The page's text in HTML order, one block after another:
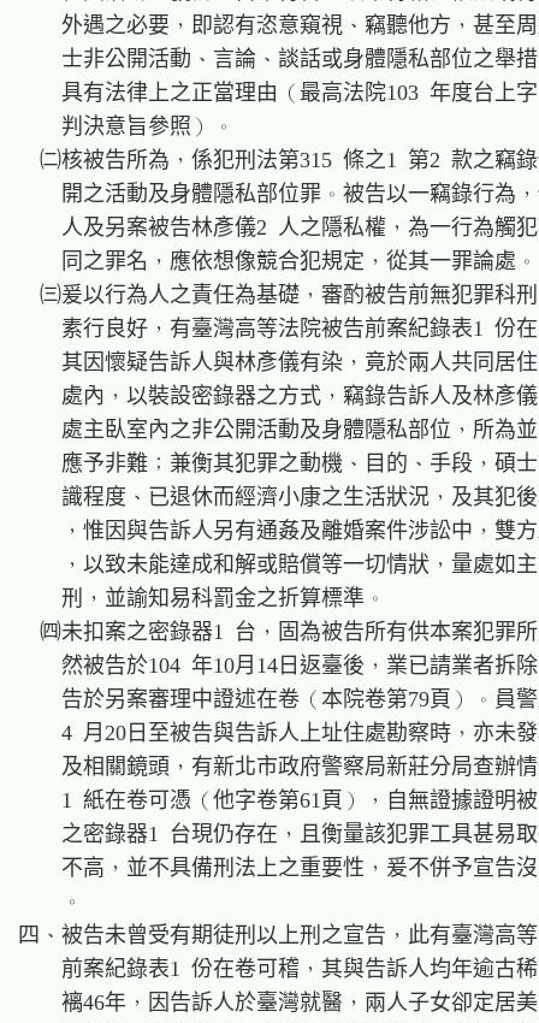
外遇之必要，即認有恣意窺視、竊聽他方，甚至
士非公開活動、言論、談話或身體隱私部位之舉
具有法律上之正當理由（最高法院103 年度台上
    判決意旨參照）。
㈡核被告所為，係犯刑法第315 條之1 第2 款之竊
開之活動及身體隱私部位罪。被告以一竊錄行為
人及另案被告林彥儀2 人之隱私權，為一行為觸
    同之罪名，應依想像競合犯規定，從其一罪論處。
㈢爰以行為人之責任為基礎，審酌被告前無犯罪科
素行良好，有臺灣高等法院被告前案紀錄表1 份
其因懷疑告訴人與林彥儀有染，竟於兩人共同居
處內，以裝設密錄器之方式，竊錄告訴人及林彥
處主臥室內之非公開活動及身體隱私部位，所為
應予非難；兼衡其犯罪之動機、目的、手段，碩
識程度、已退休而經濟小康之生活狀況，及其犯
，惟因與告訴人另有通姦及離婚案件涉訟中，雙
，以致未能達成和解或賠償等一切情狀，量處如
    刑，並諭知易科罰金之折算標準。
㈣未扣案之密錄器1 台，固為被告所有供本案犯罪
然被告於104 年10月14日返臺後，業已請業者拆
告於另案審理中證述在卷（本院卷第79頁）。員
4 月20日至被告與告訴人上址住處勘察時，亦未
及相關鏡頭，有新北市政府警察局新莊分局查辦
1 紙在卷可憑（他字卷第61頁），自無證據證明
之密錄器1 台現仍存在，且衡量該犯罪工具甚易
不高，並不具備刑法上之重要性，爰不併予宣告
    。
四、被告未曾受有期徒刑以上刑之宣告，此有臺灣高
前案紀錄表1 份在卷可稽，其與告訴人均年逾古
褵46年，因告訴人於臺灣就醫，兩人子女卻定居